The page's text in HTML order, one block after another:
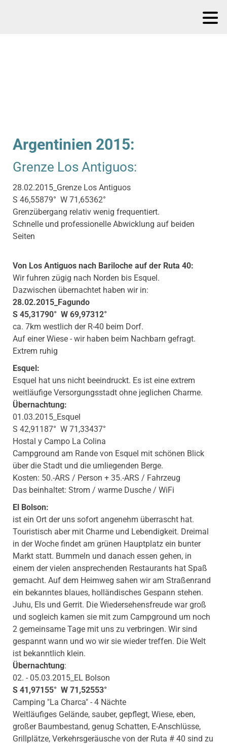
Argentinien 2015:
Grenze Los Antiguos:
28.02.2015_Grenze Los Antiguos
S 46,55879° W 71,65362°
Grenzübergang relativ wenig frequentiert.
Schnelle und professionelle Abwicklung auf beiden
Seiten
Von Los Antiguos nach Bariloche auf der Ruta 40:
Wir fuhren zügig nach Norden bis Esquel.
Dazwischen übernachtet haben wir in:
28.02.2015_Fagundo
S 45,31790° W 69,97312°
ca. 7km westlich der R-40 beim Dorf.
Auf einer Wiese - wir haben beim Nachbarn gefragt.
Extrem ruhig
Esquel:
Esquel hat uns nicht beeindruckt. Es ist eine extrem
weitläufige Versorgungsstadt ohne jeglichen Charme.
Übernachtung:
01.03.2015_Esquel
S 42,91187° W 71,33437°
Hostal y Campo La Colina
Campground am Rande von Esquel mit schönen Blick
über die Stadt und die umliegenden Berge.
Kosten: 50.-ARS / Person + 35.-ARS / Fahrzeug
Das beinhaltet: Strom / warme Dusche / WiFi
El Bolson:
ist ein Ort der uns sofort angenehm überrascht hat.
Touristisch aber mit Charme und Lebendigkeit. Dreimal
in der Woche findet am grünen Hauptplatz ein bunter
Markt statt. Bummeln und danach essen gehen, in
einem der vielen ansprechenden Restaurants hat Spaß
gemacht. Auf dem Heimweg sahen wir am Straßenrand
ein bekanntes blaues, holländisches Gespann stehen.
Juhu, Els und Gerrit. Die Wiedersehensfreude war groß
und sogleich kamen sie mit zum Campground um noch
2 gemeinsame Tage mit uns zu verbringen. Wir sind
gespannt wann und wo wir sie wieder treffen. Die Welt
ist bekanntlich klein.
Übernachtung:
02. - 05.03.2015_EL Bolson
S 41,97155° W 71,52553°
Camping "La Charca" - 4 Nächte
Weitläufiges Gelände, sauber, gepflegt, Wiese, eben,
großer Baumbestand, genug Schatten, E-Anschlüsse,
Grillplätze, Verkehrsgeräusche von der Ruta # 40 sind zu